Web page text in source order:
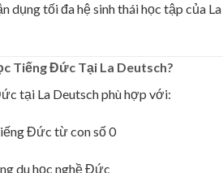
dụng tối đa hệ sinh thái học tập của La
Tiếng Đức Tại La Deutsch?
tại La Deutsch phù hợp với:
Đức từ con số 0
du học nghề Đức